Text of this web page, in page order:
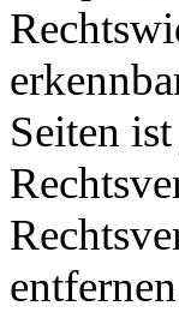
Seiten